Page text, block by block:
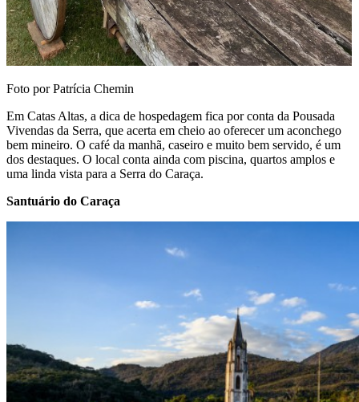
Foto por Patrícia Chemin
Em Catas Altas, a dica de hospedagem fica por conta da Pousada
Vivendas da Serra, que acerta em cheio ao oferecer um aconchego
bem mineiro. O café da manhã, caseiro e muito bem servido, é um
dos destaques. O local conta ainda com piscina, quartos amplos e
uma linda vista para a Serra do Caraça.
Santuário do Caraça